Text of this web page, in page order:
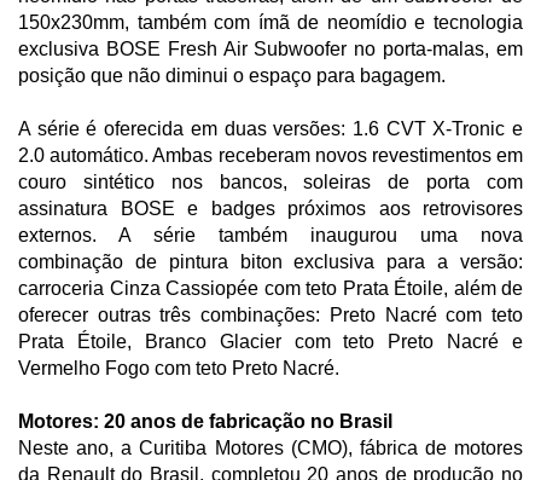
150x230mm, também com ímã de neomídio e tecnologia
exclusiva BOSE Fresh Air Subwoofer no porta-malas, em
posição que não diminui o espaço para bagagem.
A série é oferecida em duas versões: 1.6 CVT X-Tronic e
2.0 automático. Ambas receberam novos revestimentos em
couro sintético nos bancos, soleiras de porta com
assinatura BOSE e badges próximos aos retrovisores
externos. A série também inaugurou uma nova
combinação de pintura biton exclusiva para a versão:
carroceria Cinza Cassiopée com teto Prata Étoile, além de
oferecer outras três combinações: Preto Nacré com teto
Prata Étoile, Branco Glacier com teto Preto Nacré e
Vermelho Fogo com teto Preto Nacré.
Motores: 20 anos de fabricação no Brasil
Neste ano, a Curitiba Motores (CMO), fábrica de motores
da Renault do Brasil, completou 20 anos de produção no